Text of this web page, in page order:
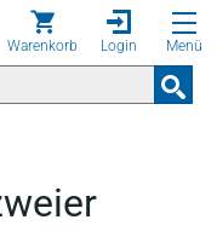
Warenkorb Login Menü